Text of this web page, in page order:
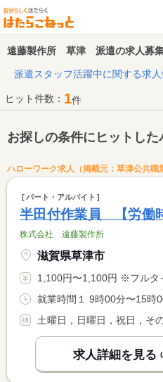
遠藤製作所 草津 派遣の求人募
派遣スタッフ活躍中に関する求
ヒット件数： 1件
お探しの条件にヒットし
ハローワーク求人（掲載元：草津公共職
パート・アルバイト
半田付作業員 【労働
株式会社 遠藤製作所
滋賀県草津市
1,100円〜1,100円 ※フルタイム求人の場合は月額（換
土曜日，日曜日，祝日，そ
求人詳細を見る